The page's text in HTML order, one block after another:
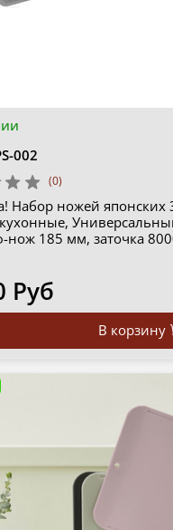
002
(0)
Набор ножей японских
кухонные,
185 мм, заточка
Руб
В корзину